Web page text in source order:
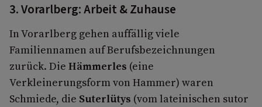
3. Vorarlberg: Arbeit & Zuhause
In Vorarlberg gehen auffällig viele
Familiennamen auf Berufsbezeichnungen
zurück. Die Hämmerles (eine
Verkleinerungsform von Hammer) waren
Schmiede, die Suterlütys (vom lateinischen sutor